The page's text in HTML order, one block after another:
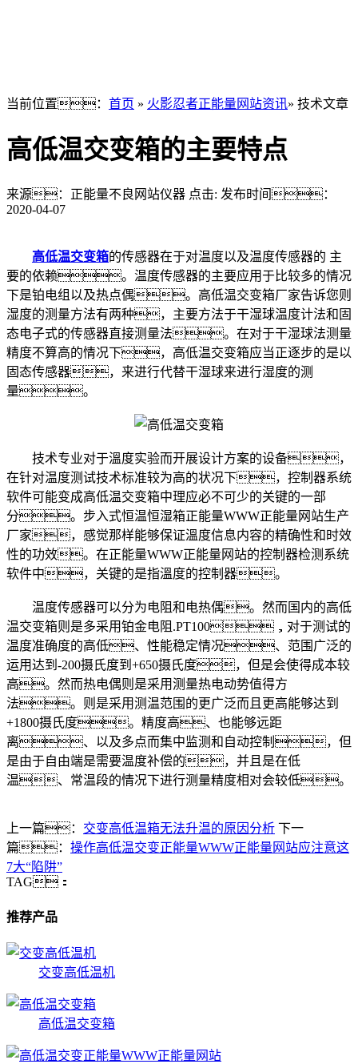
当前位置： 首页 » 火影忍者正能量网站资讯» 技术文章
高低温交变箱的主要特点
来源：正能量不良网站仪器 点击: 发布时间：
2020-04-07
高低温交变箱的传感器在于对温度以及温度传感器的 主
要的依赖。温度传感器的主要应用于比较多的情况
下是铂电组以及热点偶。高低温交变箱厂家告诉您则
湿度的测量方法有两种，主要方法于干湿球温度计法和固
态电子式的传感器直接测量法。在对于干湿球法测量
精度不算高的情况下，高低温交变箱应当正逐步的是以
固态传感器，来进行代替干湿球来进行湿度的测
量。
技术专业对于溫度实验而开展设计方案的设备，
在针对温度测试技术标准较为高的状况下，控制器系统
软件可能变成高低温交变箱中理应必不可少的关键的一部
分。步入式恒温恒湿箱正能量WWW正能量网站生产
厂家，感觉那样能够保证溫度信息内容的精确性和时效
性的功效。在正能量WWW正能量网站的控制器检测系统
软件中，关键的是指溫度的控制器。
温度传感器可以分为电阻和电热偶。然而国内的高低
温交变箱则是多采用铂金电阻.PT100，对于测试的
温度准确度的高低、性能稳定情况、范围广泛的
运用达到-200摄氏度到+650摄氏度，但是会使得成本较
高。然而热电偶则是采用测量热电动势值得方
法。则是采用测温范围的更广泛而且更高能够达到
+1800摄氏度。精度高、也能够远距
离、以及多点而集中监测和自动控制，但
是由于自由端是需要温度补偿的，并且是在低
温、常温段的情况下进行测量精度相对会较低。
上一篇： 交变高低温箱无法升温的原因分析 下一
篇： 操作高低温交变正能量WWW正能量网站应注意这
7大“陷阱”
TAG：
推荐产品
交变高低温机
高低温交变箱